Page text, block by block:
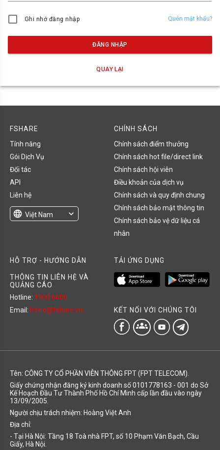
Ghi nhớ đăng nhập Quên mật khẩu?
ĐĂNG NHẬP
QUAY LẠI
FSHARE
Tính năng
Gói Dịch Vụ
Đối tác
API
Liên hệ
language Việt Nam
expand_more
CHÍNH SÁCH
Chính sách điểm thưởng
Chính sách hot file/direct link
Chính sách hội viên
Điều khoản của dịch vụ
Chính sách và quy định chung
Chính sách bảo mật thông tin
Chính sách bảo vệ dữ liệu cá
nhân
HỖ TRỢ - HƯỚNG DẪN
THÔNG TIN LIÊN HỆ VÀ
QUẢNG CÁO
Hotline: 1900 6600
Email: hotro@fshare.vn
TẢI ỨNG DỤNG
KẾT NỐI VỚI CHÚNG TÔI
groups
Tên: CÔNG TY CỔ PHẦN VIỄN THÔNG FPT (FPT TELECOM).
Giấy chứng nhận đăng ký kinh doanh số 0101778163 - 001 do Sở
Kế Hoạch Đầu Tư Thành Phố Hồ Chí Minh cấp lần đầu vào ngày
13/09/2005.
Người chịu trách nhiệm: Hoàng Việt Anh
Địa chỉ:
- Tại Hà Nội: Tầng 18 Toà nhà FPT, số 10 Phạm Văn Bạch, Cầu
Giấy, Hà Nội.